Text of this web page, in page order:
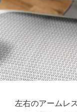
左右のアームレ